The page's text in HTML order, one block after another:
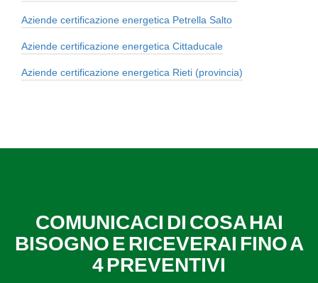
Aziende certificazione energetica Petrella Salto
Aziende certificazione energetica Cittaducale
Aziende certificazione energetica Rieti (provincia)
COMUNICACI DI COSA HAI
BISOGNO E RICEVERAI FINO A
4 PREVENTIVI